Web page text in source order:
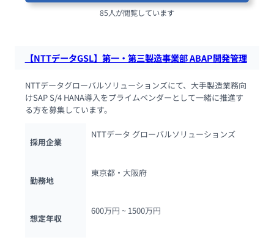
85人が閲覧しています
【NTTデータGSL】第一・第三製造事業部 ABAP開発管理
NTTデータグローバルソリューションズにて、大手製造業務向
けSAP S/4 HANA導入をプライムベンダーとして一緒に推進す
る方を募集しています。
採用企業
NTTデータ グローバルソリューションズ
勤務地
東京都・大阪府
想定年収
600万円 ~ 1500万円